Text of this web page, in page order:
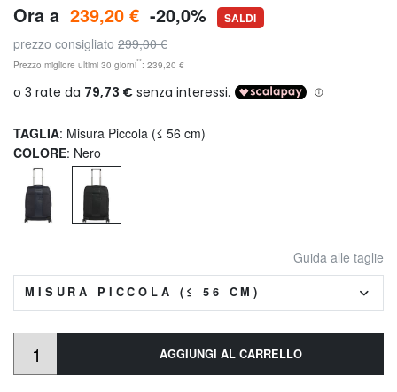
Ora a 239,20 € -20,0% SALDI
prezzo consigliato 299,00 €
Prezzo migliore ultimi 30 giorni**: 239,20 €
TAGLIA: Misura Piccola (≤ 56 cm)
COLORE: Nero
Guida alle taglie
MISURA PICCOLA (≤ 56 CM)
AGGIUNGI AL CARRELLO